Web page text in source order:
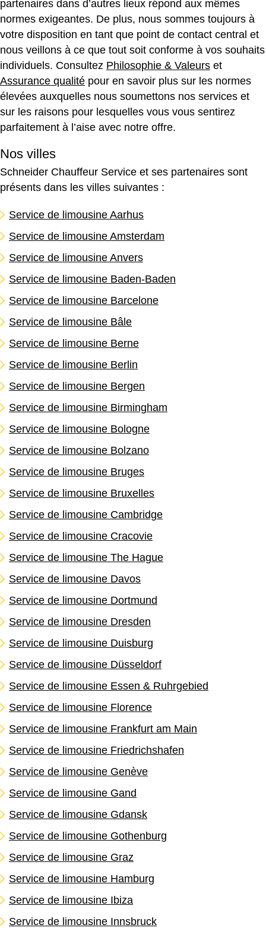
partenaires dans d’autres lieux répond aux mêmes
normes exigeantes. De plus, nous sommes toujours à
votre disposition en tant que point de contact central et
nous veillons à ce que tout soit conforme à vos souhaits
individuels. Consultez Philosophie & Valeurs et
Assurance qualité pour en savoir plus sur les normes
élevées auxquelles nous soumettons nos services et
sur les raisons pour lesquelles vous vous sentirez
parfaitement à l’aise avec notre offre.
Nos villes
Schneider Chauffeur Service et ses partenaires sont
présents dans les villes suivantes :
Service de limousine Aarhus
Service de limousine Amsterdam
Service de limousine Anvers
Service de limousine Baden-Baden
Service de limousine Barcelone
Service de limousine Bâle
Service de limousine Berne
Service de limousine Berlin
Service de limousine Bergen
Service de limousine Birmingham
Service de limousine Bologne
Service de limousine Bolzano
Service de limousine Bruges
Service de limousine Bruxelles
Service de limousine Cambridge
Service de limousine Cracovie
Service de limousine The Hague
Service de limousine Davos
Service de limousine Dortmund
Service de limousine Dresden
Service de limousine Duisburg
Service de limousine Düsseldorf
Service de limousine Essen & Ruhrgebied
Service de limousine Florence
Service de limousine Frankfurt am Main
Service de limousine Friedrichshafen
Service de limousine Genève
Service de limousine Gand
Service de limousine Gdansk
Service de limousine Gothenburg
Service de limousine Graz
Service de limousine Hamburg
Service de limousine Ibiza
Service de limousine Innsbruck